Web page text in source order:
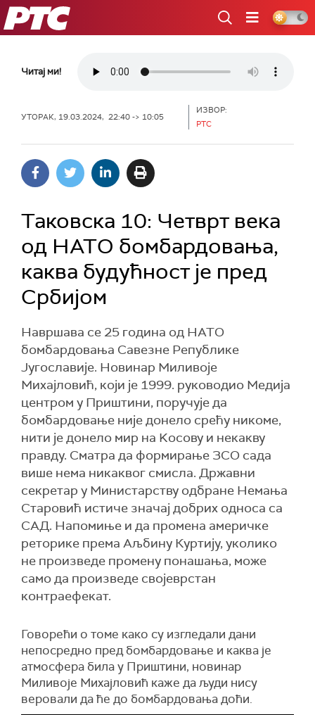
РТС
Читај ми!
УТОРАК, 19.03.2024, 22:40 -> 10:05
ИЗВОР:
РТС
Таковска 10: Четврт века
од НАТО бомбардовања,
каква будућност је пред
Србијом
Навршава се 25 година од НАТО
бомбардовања Савезне Републике
Југославије. Новинар Миливоје
Михајловић, који је 1999. руководио Медија
центром у Приштини, поручује да
бомбардовање није донело срећу никоме,
нити је донело мир на Kосову и некакву
правду. Сматра да формирање ЗСО сада
више нема никаквог смисла. Државни
секретар у Министарству одбране Немања
Старовић истиче значај добрих односа са
САД. Напомиње и да промена америчке
реторике према Аљбину Куртију, уколико
не произведе промену понашања, може
само да произведе својеврстан
контраефекат.
Говорећи о томе како су изгледали дани
непосредно пред бомбардовање и каква је
атмосфера била у Приштини, новинар
Миливоје Михајловић каже да људи нису
веровали да ће до бомбардовања доћи.